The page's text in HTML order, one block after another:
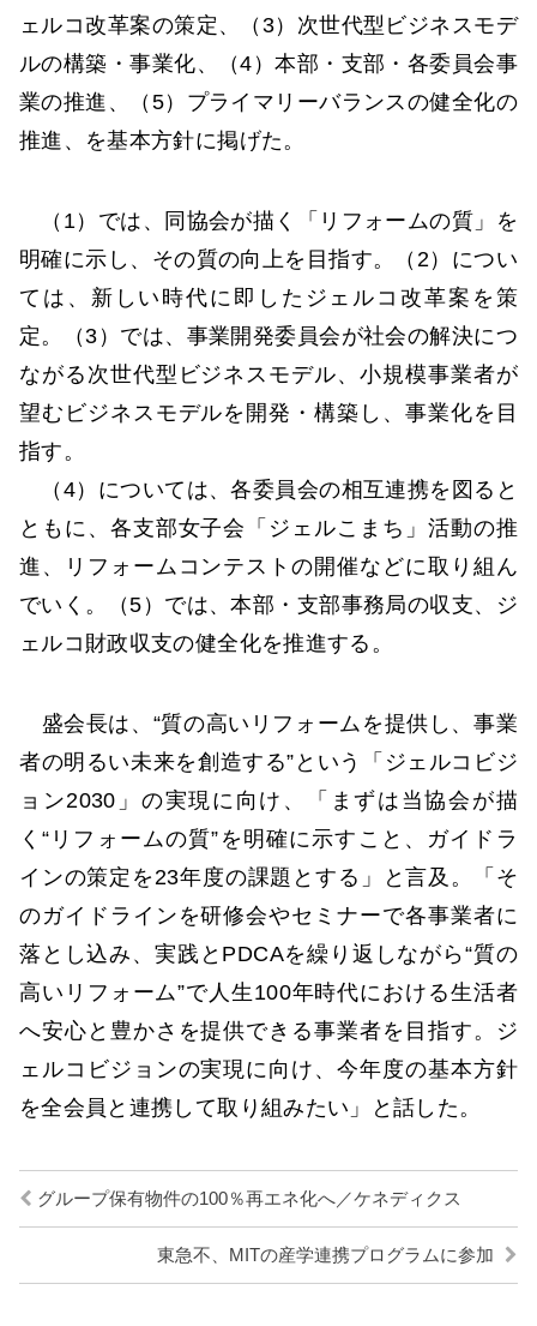
ェルコ改革案の策定、（3）次世代型ビジネスモデ
ルの構築・事業化、（4）本部・支部・各委員会事
業の推進、（5）プライマリーバランスの健全化の
推進、を基本方針に掲げた。
（1）では、同協会が描く「リフォームの質」を
明確に示し、その質の向上を目指す。（2）につい
ては、新しい時代に即したジェルコ改革案を策
定。（3）では、事業開発委員会が社会の解決につ
ながる次世代型ビジネスモデル、小規模事業者が
望むビジネスモデルを開発・構築し、事業化を目
指す。
（4）については、各委員会の相互連携を図ると
ともに、各支部女子会「ジェルこまち」活動の推
進、リフォームコンテストの開催などに取り組ん
でいく。（5）では、本部・支部事務局の収支、ジ
ェルコ財政収支の健全化を推進する。
盛会長は、“質の高いリフォームを提供し、事業
者の明るい未来を創造する”という「ジェルコビジ
ョン2030」の実現に向け、「まずは当協会が描
く“リフォームの質”を明確に示すこと、ガイドラ
インの策定を23年度の課題とする」と言及。「そ
のガイドラインを研修会やセミナーで各事業者に
落とし込み、実践とPDCAを繰り返しながら“質の
高いリフォーム”で人生100年時代における生活者
へ安心と豊かさを提供できる事業者を目指す。ジ
ェルコビジョンの実現に向け、今年度の基本方針
を全会員と連携して取り組みたい」と話した。
グループ保有物件の100％再エネ化へ／ケネディクス
東急不、MITの産学連携プログラムに参加